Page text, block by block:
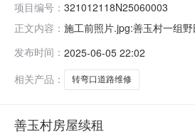
项目编号： 321012118N25060003
正文内容： 施工前照片.jpg:善玉村一组
善玉村组别--登记日期2025-
发布时间： 2025-06-05 22:02
相关产品：
转弯口道路维修
善玉村房屋续租